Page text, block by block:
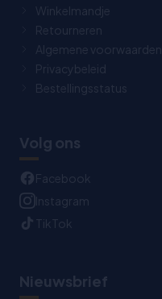
Winkelmandje
Retourneren
Algemene voorwaarden
Privacybeleid
Bestellingsstatus
Volg ons
Facebook
Instagram
TikTok
Nieuwsbrief